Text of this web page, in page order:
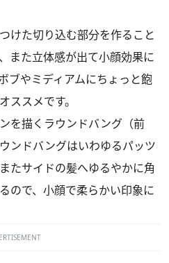
けた切り込む部分を作ること
また立体感が出て小顔効果に
ブやミディアムにちょっと飽
ススメです。
を描くラウンドバング（前
ンドバングはいわゆるパッツ
たサイドの髪へゆるやかに角
ので、小顔で柔らかい印象に